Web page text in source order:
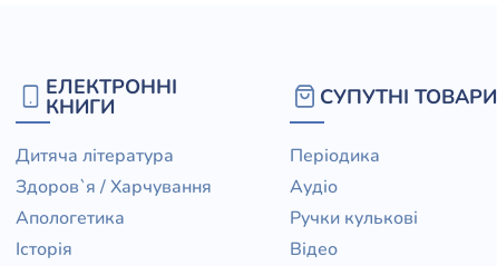
ЕЛЕКТРОННІ
КНИГИ
Дитяча література
Здоров`я / Харчування
Апологетика
Історія
СУПУТНІ ТОВАРИ
Періодика
Аудіо
Ручки кулькові
Відео